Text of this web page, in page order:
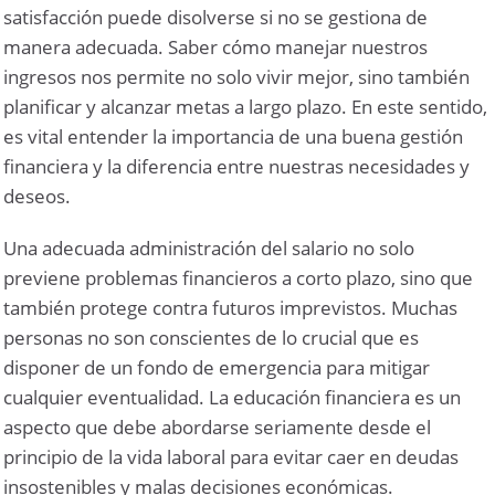
satisfacción puede disolverse si no se gestiona de
manera adecuada. Saber cómo manejar nuestros
ingresos nos permite no solo vivir mejor, sino también
planificar y alcanzar metas a largo plazo. En este sentido,
es vital entender la importancia de una buena gestión
financiera y la diferencia entre nuestras necesidades y
deseos.
Una adecuada administración del salario no solo
previene problemas financieros a corto plazo, sino que
también protege contra futuros imprevistos. Muchas
personas no son conscientes de lo crucial que es
disponer de un fondo de emergencia para mitigar
cualquier eventualidad. La educación financiera es un
aspecto que debe abordarse seriamente desde el
principio de la vida laboral para evitar caer en deudas
insostenibles y malas decisiones económicas.